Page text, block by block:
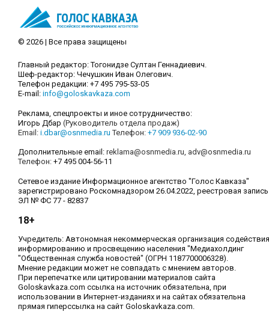
© 2026 | Все права защищены
Главный редактор: Тогонидзе Султан Геннадиевич.
Шеф-редактор: Чечушкин Иван Олегович.
Телефон редакции: +7 495 795-53-05
E-mail: info@goloskavkaza.com
Реклама, спецпроекты и иное сотрудничество:
Игорь Дбар (Руководитель отдела продаж)
Email: i.dbar@osnmedia.ru Телефон: +7 909 936-02-90
Дополнительные email: reklama@osnmedia.ru, adv@osnmedia.ru
Телефон: +7 495 004-56-11
Сетевое издание Информационное агентство "Голос Кавказа"
зарегистрировано Роскомнадзором 26.04.2022, реестровая запись
ЭЛ № ФС 77 - 82837
18+
Учредитель: Автономная некоммерческая организация содействия
информированию и просвещению населения "Медиахолдинг
"Общественная служба новостей" (ОГРН 1187700006328).
Мнение редакции может не совпадать с мнением авторов.
При перепечатке или цитировании материалов сайта
Goloskavkaza.com ссылка на источник обязательна, при
использовании в Интернет-изданиях и на сайтах обязательна
прямая гиперссылка на сайт Goloskavkaza.com.